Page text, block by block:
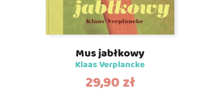
Mus jabłkowy
Klaas Verplancke
29,90zł